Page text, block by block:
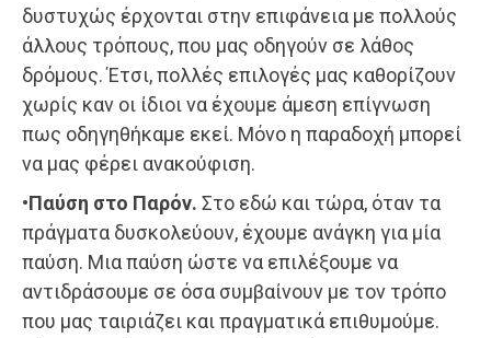
δυστυχώς έρχονται στην επιφάνεια με πολλούς
άλλους τρόπους, που μας οδηγούν σε λάθος
δρόμους. Έτσι, πολλές επιλογές μας καθορίζουν
χωρίς καν οι ίδιοι να έχουμε άμεση επίγνωση
πως οδηγηθήκαμε εκεί. Μόνο η παραδοχή μπορεί
να μας φέρει ανακούφιση.
•Παύση στο Παρόν. Στο εδώ και τώρα, όταν τα
πράγματα δυσκολεύουν, έχουμε ανάγκη για μία
παύση. Μια παύση ώστε να επιλέξουμε να
αντιδράσουμε σε όσα συμβαίνουν με τον τρόπο
που μας ταιριάζει και πραγματικά επιθυμούμε.